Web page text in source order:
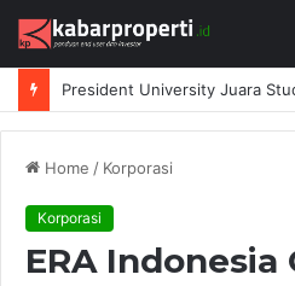
Home / Korporasi
Korporasi
ERA Indonesia